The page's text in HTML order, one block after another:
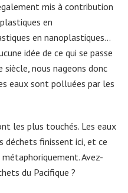
mis à contribution
en
en nanoplastiques…
idée de ce qui se passe
siècle, nous nageons donc
eaux sont polluées par les
les plus touchés. Les eaux
finissent ici, et ce
Avez-
du Pacifique ?